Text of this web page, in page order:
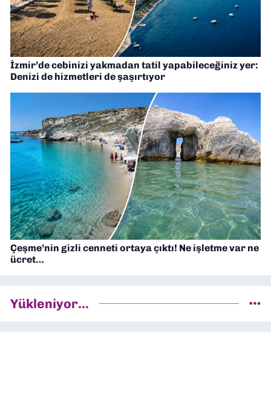
İzmir’de cebinizi yakmadan tatil yapabileceğiniz yer:
Denizi de hizmetleri de şaşırtıyor
Çeşme’nin gizli cenneti ortaya çıktı! Ne işletme var ne
ücret…
Yükleniyor...